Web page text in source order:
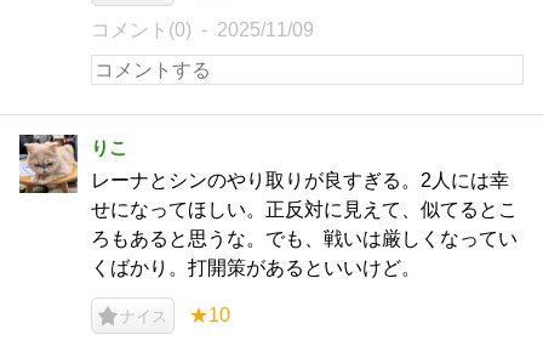
コメント(0) 2025/11/09
りこ
レーナとシンのやり取りが良すぎる。2人には幸
せになってほしい。正反対に見えて、似てるとこ
ろもあると思うな。でも、戦いは厳しくなってい
くばかり。打開策があるといいけど。
ナイス ★10